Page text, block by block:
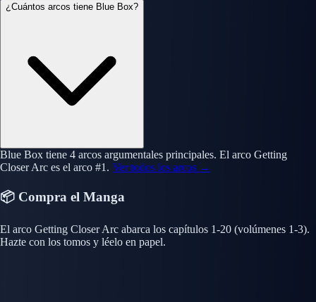
¿Cuántos arcos tiene Blue Box?
Blue Box tiene 4 arcos argumentales principales. El arco Getting
Closer Arc es el arco #1. Ver todos los arcos →
📦 Compra el Manga
El arco Getting Closer Arc abarca los capítulos 1-20 (volúmenes 1-3).
Hazte con los tomos y léelo en papel.